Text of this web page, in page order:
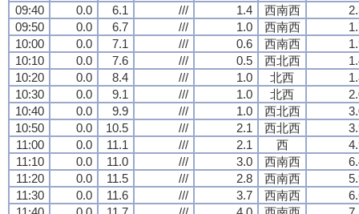
09:40
0.0 6.1 /// 1.4 西南西
09:50
0.0 6.7 /// 1.0 西南西
10:00
0.0 7.1 /// 0.6 西南西
10:10
0.0 7.6 /// 0.5 西北西
10:20
0.0 8.4 /// 1.0 北西
10:30
0.0 9.1 /// 1.0 北西
10:40
0.0 9.9 /// 1.0 西北西
10:50
0.0 10.5 /// 2.1 西北西
11:00
0.0 11.1 /// 2.1 西
11:10
0.0 11.0 /// 3.0 西南西
11:20
0.0 11.5 /// 2.8 西南西
11:30
0.0 11.6 /// 3.7 西南西